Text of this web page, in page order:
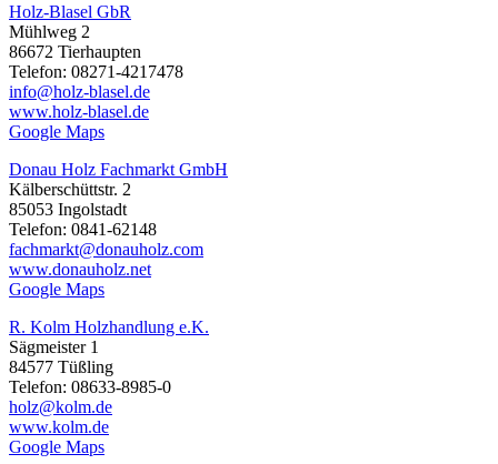
Holz-Blasel GbR
Mühlweg 2
86672 Tierhaupten
Telefon: 08271-4217478
info@holz-blasel.de
www.holz-blasel.de
Google Maps
Donau Holz Fachmarkt GmbH
Kälberschüttstr. 2
85053 Ingolstadt
Telefon: 0841-62148
fachmarkt@donauholz.com
www.donauholz.net
Google Maps
R. Kolm Holzhandlung e.K.
Sägmeister 1
84577 Tüßling
Telefon: 08633-8985-0
holz@kolm.de
www.kolm.de
Google Maps